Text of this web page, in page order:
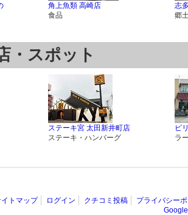
角上魚類 高崎店
食品
志
郷
・スポット
ステーキ宮 太田新井町店
ステーキ・ハンバーグ
ピ
ラ
トマップ ログイン クチコミ投稿
プライバシー